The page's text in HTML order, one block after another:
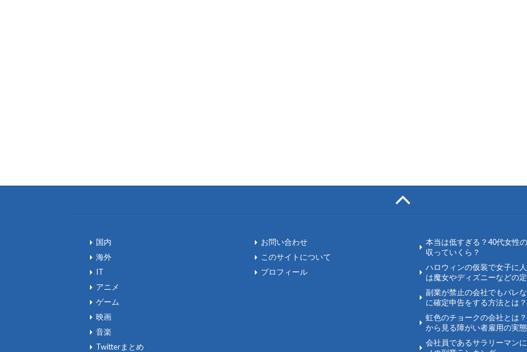
国内
海外
IT
アニメ
ゲーム
映画
音楽
Twitterまとめ
お問い合わせ
このサイトについて
プロフィール
本当は低すぎる？40代女性
収っていくら？
ハロウィンの仮装で女子に
は魔女やディズニーなどの
副業が禁止の会社でもバレ
に確定申告をする方法とは？
虹色のチョークの会社とは
から見る障がい者雇用の実態
会社員であるサラリーマン